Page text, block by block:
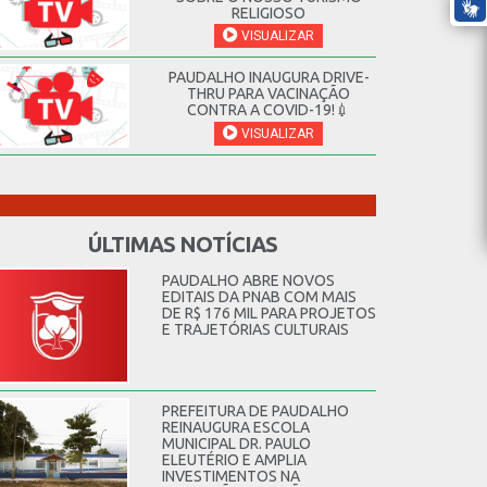
RELIGIOSO
VISUALIZAR
PAUDALHO INAUGURA DRIVE-
THRU PARA VACINAÇÃO
CONTRA A COVID-19!💉
VISUALIZAR
ÚLTIMAS NOTÍCIAS
PAUDALHO ABRE NOVOS
EDITAIS DA PNAB COM MAIS
DE R$ 176 MIL PARA PROJETOS
E TRAJETÓRIAS CULTURAIS
PREFEITURA DE PAUDALHO
REINAUGURA ESCOLA
MUNICIPAL DR. PAULO
ELEUTÉRIO E AMPLIA
INVESTIMENTOS NA